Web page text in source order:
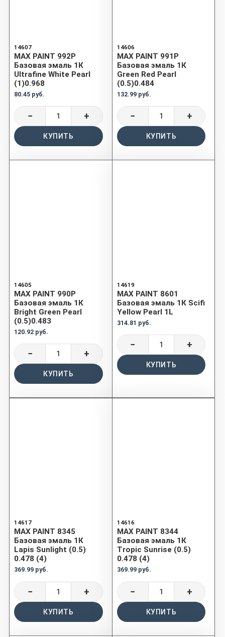
14607
MAX PAINT 992P
Базовая эмаль 1К
Ultrafine White Pearl
(1)0.968
80.45 руб.
− +
КУПИТЬ
14606
MAX PAINT 991P
Базовая эмаль 1К
Green Red Pearl
(0.5)0.484
132.99 руб.
− +
КУПИТЬ
14605
MAX PAINT 990P
Базовая эмаль 1К
Bright Green Pearl
(0.5)0.483
120.92 руб.
− +
КУПИТЬ
14619
MAX PAINT 8601
Базовая эмаль 1К Scifi
Yellow Pearl 1L
314.81 руб.
− +
КУПИТЬ
14617
MAX PAINT 8345
Базовая эмаль 1К
Lapis Sunlight (0.5)
0.478 (4)
369.99 руб.
− +
КУПИТЬ
14616
MAX PAINT 8344
Базовая эмаль 1К
Tropic Sunrise (0.5)
0.478 (4)
369.99 руб.
− +
КУПИТЬ